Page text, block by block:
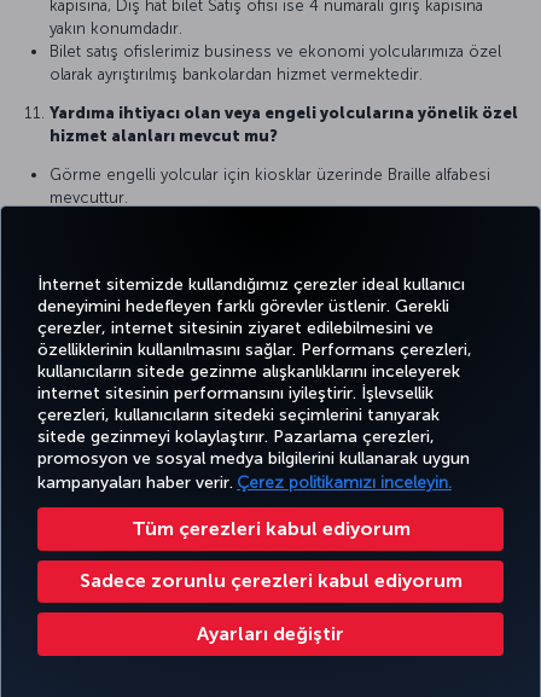
İnternet sitemizde kullandığımız çerezler ideal kullanıcı
deneyimini hedefleyen farklı görevler üstlenir. Gerekli
çerezler, internet sitesinin ziyaret edilebilmesini ve
özelliklerinin kullanılmasını sağlar. Performans çerezleri,
kullanıcıların sitede gezinme alışkanlıklarını inceleyerek
internet sitesinin performansını iyileştirir. İşlevsellik
çerezleri, kullanıcıların sitedeki seçimlerini tanıyarak
sitede gezinmeyi kolaylaştırır. Pazarlama çerezleri,
promosyon ve sosyal medya bilgilerini kullanarak uygun
kampanyaları haber verir. Çerez politikamızı inceleyin.
Tüm çerezleri kabul ediyorum
Sadece zorunlu çerezleri kabul ediyorum
Ayarları değiştir
kapısına, Dış hat bilet Satış ofisi ise 4 numaralı giriş kapısına
yakın konumdadır.
Bilet satış ofislerimiz business ve ekonomi yolcularımıza özel
olarak ayrıştırılmış bankolardan hizmet vermektedir.
Yardıma ihtiyacı olan veya engeli yolcularına yönelik özel
hizmet alanları mevcut mu?
Görme engelli yolcular için kiosklar üzerinde Braille alfabesi
mevcuttur.
engelliler için ayrı check-in kontuarları oluşturulmuştur.
Tüm pasaport kontrol noktalarında engelli geçişi için ayırılmış
pasaport bankosu yer almaktadır.
Check-in bölgesindeyim uçuşum iptal oldu ne
yapmalıyım?
Call center, kiosk, mobil kanallardan işlemlerinizi
gerçekleştirebilirsiniz ayrıca checkin bölgesinde bulunan yolcu
hizmetleri ofisinden de işlemlerinizi gerçekleştirebilirsiniz.
Hızlı Pasaport Geçiş Sistemi’nden hangi yolcular
faydalanabilir?
18 yaşını doldurmuş, çipli pasaport sahibi ve pasaportunu
Türkiye’den almış tüm Türkiye Cumhuriyeti vatandaşları Hızlı Pasaport